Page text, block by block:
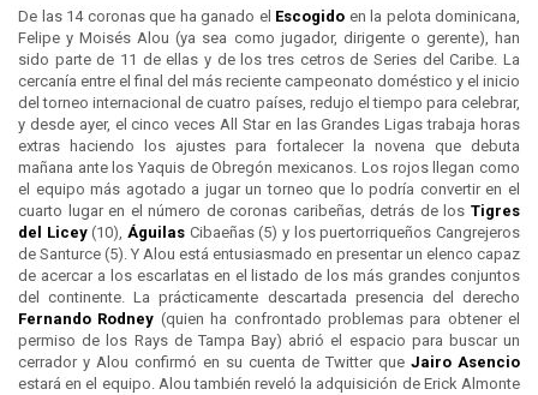
De las 14 coronas que ha ganado el Escogido en la pelota dominicana,
Felipe y Moisés Alou (ya sea como jugador, dirigente o gerente), han
sido parte de 11 de ellas y de los tres cetros de Series del Caribe. La
cercanía entre el final del más reciente campeonato doméstico y el inicio
del torneo internacional de cuatro países, redujo el tiempo para celebrar,
y desde ayer, el cinco veces All Star en las Grandes Ligas trabaja horas
extras haciendo los ajustes para fortalecer la novena que debuta
mañana ante los Yaquis de Obregón mexicanos. Los rojos llegan como
el equipo más agotado a jugar un torneo que lo podría convertir en el
cuarto lugar en el número de coronas caribeñas, detrás de los Tigres
del Licey(10),Águilas Cibaeñas (5) y los puertorriqueños Cangrejeros
de Santurce (5). Y Alou está entusiasmado en presentar un elenco capaz
de acercar a los escarlatas en el listado de los más grandes conjuntos
del continente. La prácticamente descartada presencia del derecho
Fernando Rodney (quien ha confrontado problemas para obtener el
permiso de los Rays de Tampa Bay) abrió el espacio para buscar un
cerrador y Alou confirmó en su cuenta de Twitter que Jairo Asencio
estará en el equipo. Alou también reveló la adquisición de Erick Almonte